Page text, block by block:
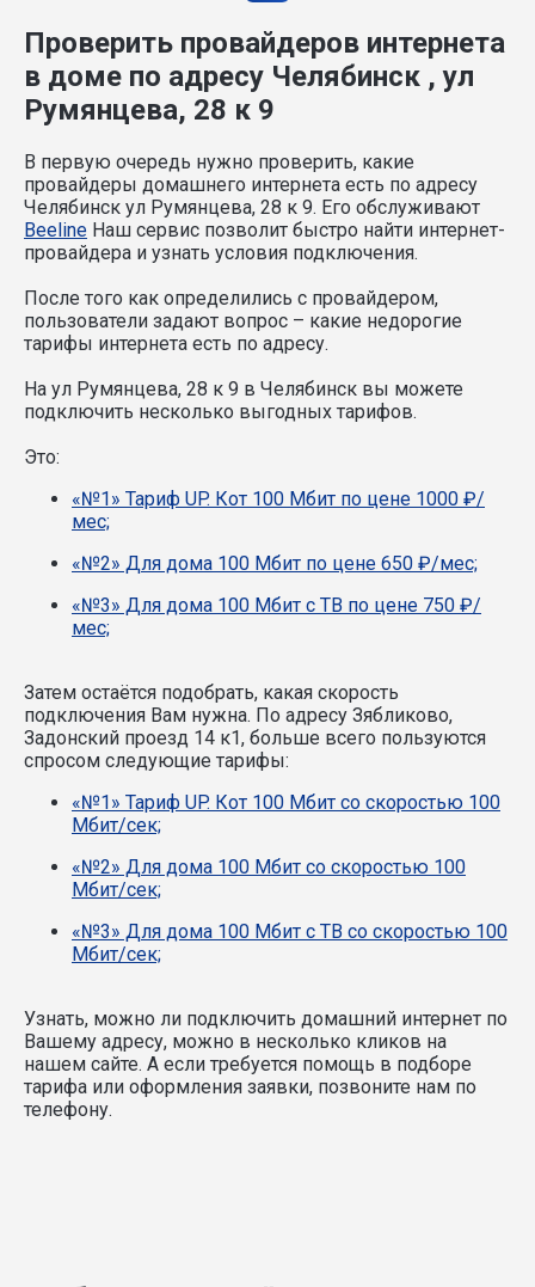
Проверить провайдеров интернета
в доме по адресу Челябинск , ул
Румянцева, 28 к 9
В первую очередь нужно проверить, какие
провайдеры домашнего интернета есть по адресу
Челябинск ул Румянцева, 28 к 9. Его обслуживают
Beeline Наш сервис позволит быстро найти интернет-
провайдера и узнать условия подключения.
После того как определились с провайдером,
пользователи задают вопрос – какие недорогие
тарифы интернета есть по адресу.
На ул Румянцева, 28 к 9 в Челябинск вы можете
подключить несколько выгодных тарифов.
Это:
«№1» Тариф UP. Кот 100 Мбит по цене 1000 ₽/
мес;
«№2» Для дома 100 Мбит по цене 650 ₽/мес;
«№3» Для дома 100 Мбит с ТВ по цене 750 ₽/
мес;
Затем остаётся подобрать, какая скорость
подключения Вам нужна. По адресу Зябликово,
Задонский проезд 14 к1, больше всего пользуются
спросом следующие тарифы:
«№1» Тариф UP. Кот 100 Мбит со скоростью 100
Мбит/сек;
«№2» Для дома 100 Мбит со скоростью 100
Мбит/сек;
«№3» Для дома 100 Мбит с ТВ со скоростью 100
Мбит/сек;
Узнать, можно ли подключить домашний интернет по
Вашему адресу, можно в несколько кликов на
нашем сайте. А если требуется помощь в подборе
тарифа или оформления заявки, позвоните нам по
телефону.